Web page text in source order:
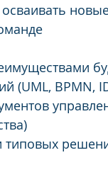
(UML, BPMN,
типовых